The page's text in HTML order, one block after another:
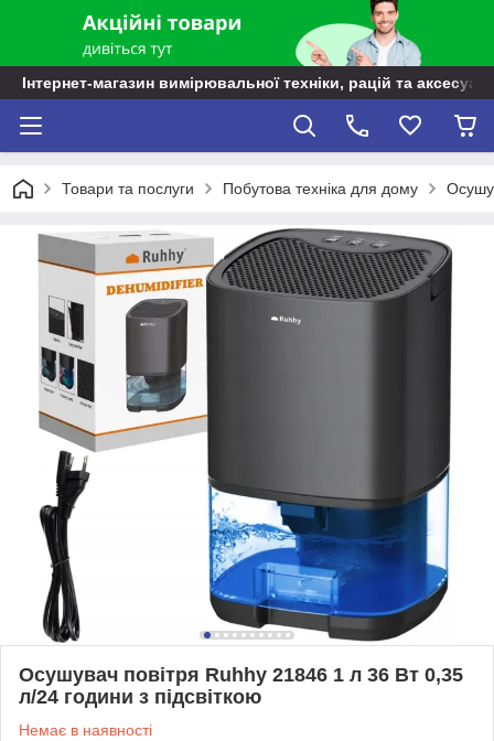
Інтернет-магазин вимірювальної техніки, рацій та
Товари та послуги Побутова техніка для дому
Осушувач повітря Ruhhy 21846 1 л 36 Вт 0,35
л/24 години з підсвіткою
Немає в наявності